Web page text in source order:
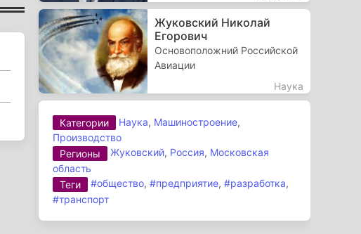
Жуковский Николай
Егорович
Основоположний Российской
Авиации
Наука
Категории Наука, Машиностроение,
Производство
Регионы
Жуковский, Россия, Московская
область
Теги
#общество,#предприятие,#разработка,
#транспорт